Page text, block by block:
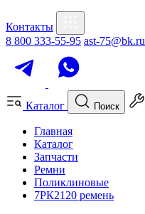
Контакты
8 800 333-55-95 ast-75@bk.ru
Каталог Поиск
Главная
Каталог
Запчасти
Ремни
Поликлиновые
7РК2120 ремень